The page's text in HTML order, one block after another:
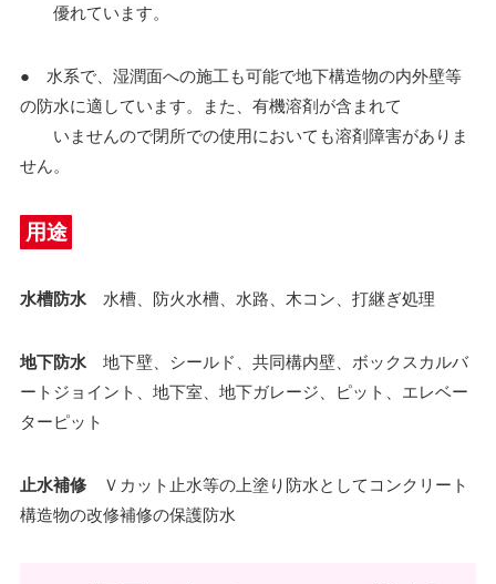
優れています。
● 水系で、湿潤面への施工も可能で地下構造物の内外壁等
の防水に適しています。また、有機溶剤が含まれて
いませんので閉所での使用においても溶剤障害がありま
せん。
用途
水槽防水水槽、防火水槽、水路、木コン、打継ぎ処理
地下防水地下壁、シールド、共同構内壁、ボックスカルバ
ートジョイント、地下室、地下ガレージ、ピット、エレベー
ターピット
止水補修Ｖカット止水等の上塗り防水としてコンクリート
構造物の改修補修の保護防水